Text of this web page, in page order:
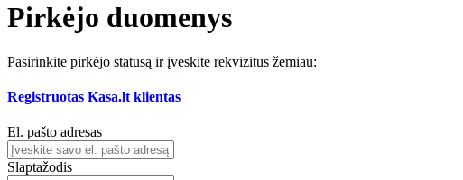
Pirkėjo duomenys
Pasirinkite pirkėjo statusą ir įveskite rekvizitus žemiau:
Registruotas Kasa.lt klientas
El. pašto adresas
Slaptažodis